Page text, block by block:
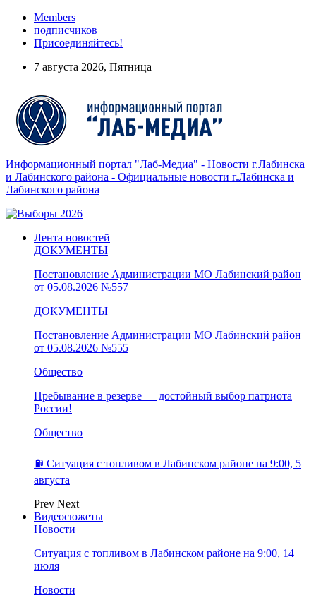
Members
подписчиков
Присоединяйтесь!
7 августа 2026, Пятница
Информационный портал "Лаб-Медиа" - Новости г.Лабинска
и Лабинского района - Официальные новости г.Лабинска и
Лабинского района
Лента новостей
ДОКУМЕНТЫ
Постановление Администрации МО Лабинский район
от 05.08.2026 №557
ДОКУМЕНТЫ
Постановление Администрации МО Лабинский район
от 05.08.2026 №555
Общество
Пребывание в резерве — достойный выбор патриота
России!
Общество
⛽️ Ситуация с топливом в Лабинском районе на 9:00, 5
августа
Prev Next
Видеосюжеты
Новости
Ситуация с топливом в Лабинском районе на 9:00, 14
июля
Новости